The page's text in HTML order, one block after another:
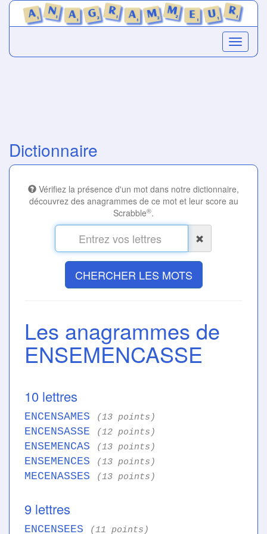
Dictionnaire
Vérifiez la présence d'un mot dans notre dictionnaire,
découvrez des anagrammes de ce mot et leur score au
Scrabble®.
CHERCHER LES MOTS
Les anagrammes de
ENSEMENCASSE
10 lettres
ENCENSAMES (13 points)
ENCENSASSE (12 points)
ENSEMENCAS (13 points)
ENSEMENCES (13 points)
MECENASSES (13 points)
9 lettres
ENCENSEES (11 points)